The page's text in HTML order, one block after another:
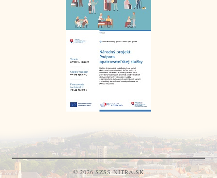
© 2026 SZSS-NITRA.SK